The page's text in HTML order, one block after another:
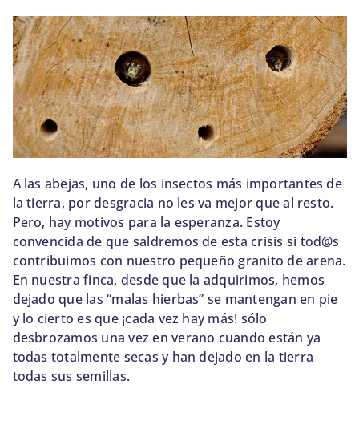
A las abejas, uno de los insectos más importantes de
la tierra, por desgracia no les va mejor que al resto.
Pero, hay motivos para la esperanza. Estoy
convencida de que saldremos de esta crisis si tod@s
contribuimos con nuestro pequeño granito de arena.
En nuestra finca, desde que la adquirimos, hemos
dejado que las “malas hierbas” se mantengan en pie
y lo cierto es que ¡cada vez hay más! sólo
desbrozamos una vez en verano cuando están ya
todas totalmente secas y han dejado en la tierra
todas sus semillas.